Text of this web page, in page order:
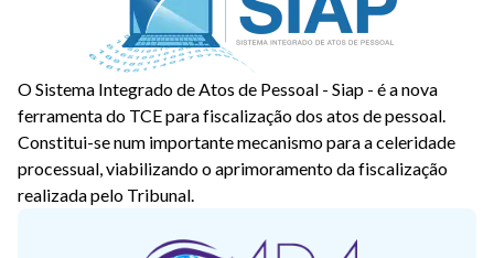
O Sistema Integrado de Atos de Pessoal - Siap - é a nova
ferramenta do TCE para fiscalização dos atos de pessoal.
Constitui-se num importante mecanismo para a celeridade
processual, viabilizando o aprimoramento da fiscalização
realizada pelo Tribunal.